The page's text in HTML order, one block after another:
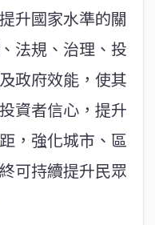
升國家水準的關
法規、治理、投
政府效能，使其
資者信心，提升
，強化城市、區
可持續提升民眾